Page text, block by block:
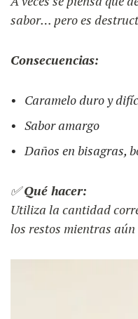
sabor… pero es
Consecuencias:
Caramelo duro y
Sabor amargo
Daños en bisagras,
✅Qué hacer:
Utiliza la cantidad
los restos mientras